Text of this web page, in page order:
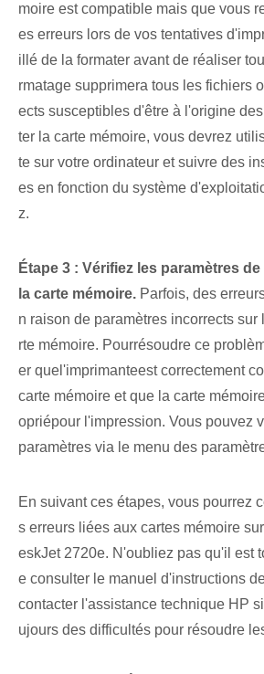
moire est compatible mais que vous
es erreurs lors de vos tentatives
illé de la formater avant de réaliser
rmatage supprimera tous les fichiers
ects susceptibles d'être à l'origine
ter la carte mémoire, vous devrez
te sur votre ordinateur et suivre des
es en fonction du système
z.
Étape 3 : Vérifiez les paramètres
la carte mémoire. Parfois, des
n raison de paramètres incorrects sur
rte mémoire. Pour⁢résoudre ce
er que⁢l'imprimante⁢est correctement
carte mémoire⁣ et que la carte
oprié⁢pour l'impression. Vous pouvez
paramètres via le menu des
En suivant ces étapes, vous pourrez
s erreurs liées aux cartes mémoire
eskJet 2720e. N'oubliez pas qu'il est
e consulter le manuel d'instructions
contacter l'assistance technique HP
ujours des difficultés pour résoudre